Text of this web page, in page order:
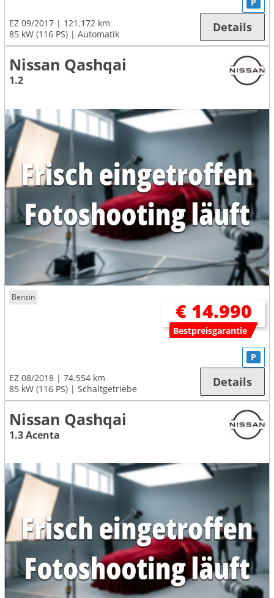
EZ 09/2017
121.172 km
85 kW (116 PS)
Automatik
P
Details
Nissan Qashqai
1.2
Benzin
€ 14.990
Bestpreisgarantie
EZ 08/2018
74.554 km
85 kW (116 PS)
Schaltgetriebe
P
Details
Nissan Qashqai
1.3 Acenta